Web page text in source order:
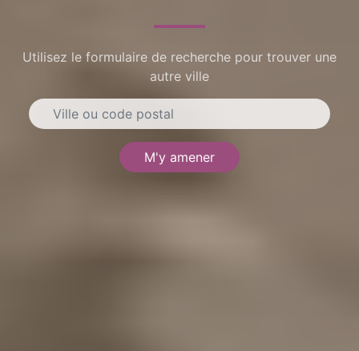
Utilisez le formulaire de recherche pour trouver une
autre ville
M'y amener